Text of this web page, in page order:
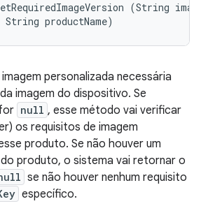
(String
String productName)
personalizada necessária
imagem do dispositivo. Se
null , esse método vai verificar
os requisitos de imagem
produto. Se não houver um
produto, o sistema vai retornar o
se não houver nenhum requisito
específico.